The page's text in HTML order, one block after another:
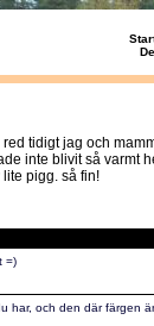
tidigt jag och
inte blivit så varmt
pigg. så fin!
=)
har, och den där färgen